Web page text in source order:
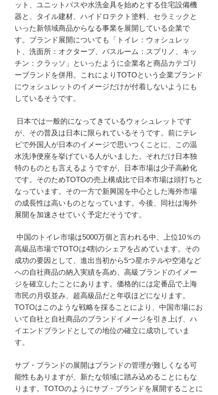
ット、ユニットバスや水洗金具を始めとする住宅設備機
器と、タイル建材、ハイドロテクト塗料、セラミックと
いった新領域商品からなる事業を展開している企業で
す。ブランド展開についても「トイレ：ウォシュレッ
ト、洗面所：オクターブ、バスルーム：スプリノ、キッ
チン：クラッソ」といったように企業名と商品カテゴリ
ーブランドを併用。これによりTOTOという企業ブランド
にウォシュレットのイメージだけが付着しないようにも
しているそうです。
日本では一般的になってきているウォシュレットです
が、その普及は日本に限られているそうです。前にテレ
ビで外国人が日本のイメージで思いつくことに、この温
水洗浄便座を挙げている人がいました。それだけ日本独
特のものとも言えるようですが、日本市場は少子高齢化
です。そのためTOTOの売上構成比で日本市場は頭打ちと
なっています。その一方で新興国を中心とした海外市場
の成長性は高いものとなっています。今後、同社は海外
展開を加速させていく予定だそうです。
中国のトイレ市場は5000万個と言われる中、上位10％の
高級品市場でTOTOは4割のシェアを占めています。その
成功の要因として、進出当初から5つ星ホテルや空港など
への自社商品の納入実績を高め、高級ブランドのイメー
ジを確立したことにあります。価格的には定番品で上海
市民の月収並み、超高級品だと年収ほどになります。
TOTOはこのような戦略を採ることにより、中国市場にお
いて自社と自社商品のブランドイメージを引き上げ、ハ
イエンドブランドとしての地位の確立に成功していま
す。
サブ・ブランドの展開はブランドの管理が難しくなる可
能性もありますが、新たな領域に踏み込めることにもな
ります。TOTOのようにサブ・ブランドを展開することに